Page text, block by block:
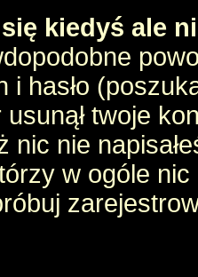
się kiedyś ale
i hasło
twoje
nic nie
w ogóle